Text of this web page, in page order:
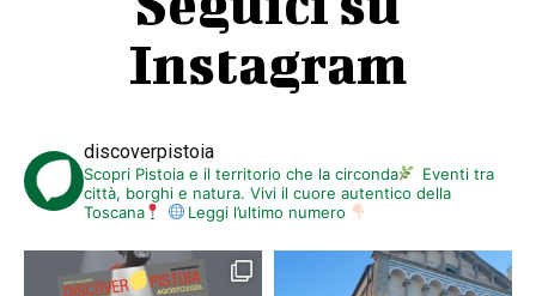
Instagram
discoverpistoia
Scopri Pistoia e il territorio che la circonda
Eventi tra
città, borghi e natura. Vivi il cuore autentico della
Toscana
Leggi l’ultimo numero